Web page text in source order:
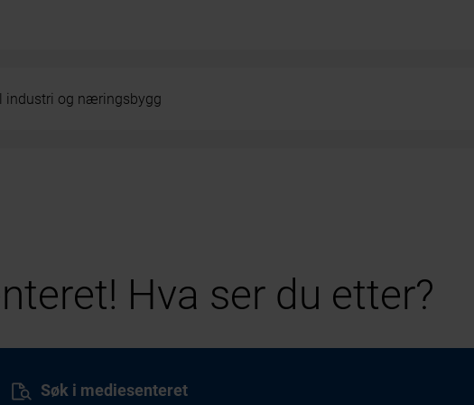
industri og næringsbygg
Hva ser du etter?
Søk i mediesenteret